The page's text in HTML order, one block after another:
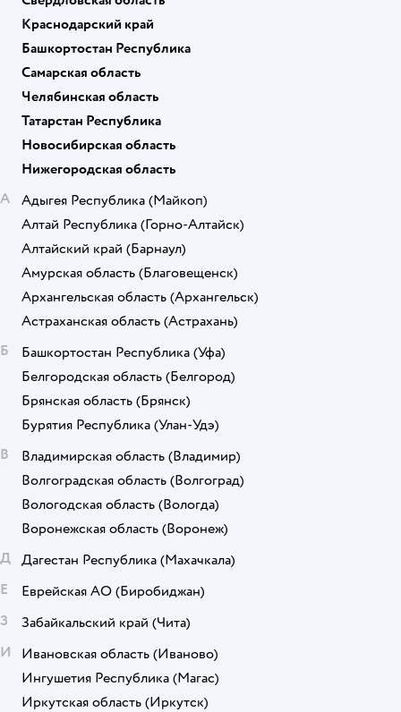
Краснодарский край
Башкортостан Республика
Самарская область
Челябинская область
Татарстан Республика
Новосибирская область
Нижегородская область
А
Адыгея Республика (Майкоп)
Алтай Республика (Горно-Алтайск)
Алтайский край (Барнаул)
Амурская область (Благовещенск)
Архангельская область (Архангельск)
Астраханская область (Астрахань)
Б
Башкортостан Республика (Уфа)
Белгородская область (Белгород)
Брянская область (Брянск)
Бурятия Республика (Улан-Удэ)
В
Владимирская область (Владимир)
Волгоградская область (Волгоград)
Вологодская область (Вологда)
Воронежская область (Воронеж)
Д Дагестан Республика (Махачкала)
Е
Еврейская АО (Биробиджан)
З
Забайкальский край (Чита)
И
Ивановская область (Иваново)
Ингушетия Республика (Магас)
Иркутская область (Иркутск)